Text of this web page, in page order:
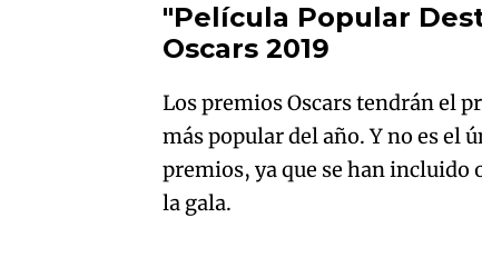
"Película Popular
Oscars 2019
Los premios Oscars tendrán el
más popular del año. Y no es el
premios, ya que se han incluido
la gala.